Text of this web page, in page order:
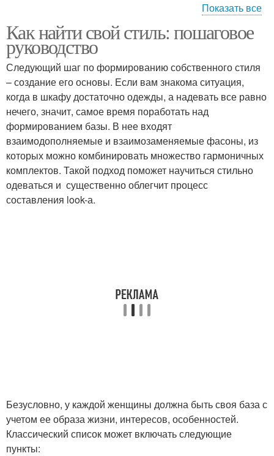
Уникальный стиль Основные стили
Научный стиль
Официально-деловой
стиль
Публицистический
стиль
Определенный стиль
Показать все
Как найти свой стиль: пошаговое
руководство
Следующий шаг по формированию собственного стиля
– создание его основы. Если вам знакома ситуация,
когда в шкафу достаточно одежды, а надевать все равно
нечего, значит, самое время поработать над
формированием базы. В нее входят
взаимодополняемые и взаимозаменяемые фасоны, из
которых можно комбинировать множество гармоничных
комплектов. Такой подход поможет научиться стильно
одеваться и существенно облегчит процесс
составления look-а.
Безусловно, у каждой женщины должна быть своя база с
учетом ее образа жизни, интересов, особенностей.
Классический список может включать следующие
пункты: